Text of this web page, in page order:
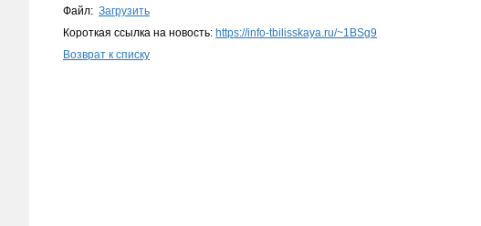
Файл: Загрузить
Короткая ссылка на новость: https://info-tbilisskaya.ru/~1BSg9
Возврат к списку